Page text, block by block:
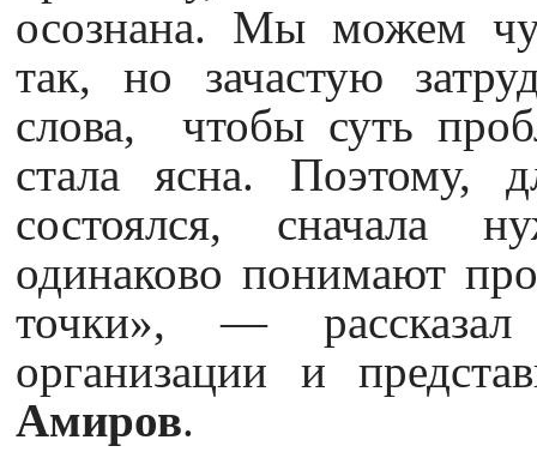
осознана. Мы можем
так, но зачастую
слова, чтобы суть
стала ясна. Поэтому,
состоялся, сначала
одинаково понимают
точки», — рассказал
организации и
Амиров.